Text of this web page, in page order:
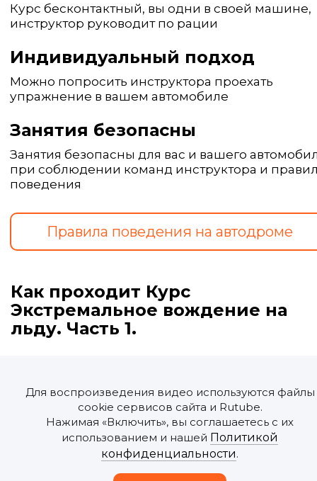
Курс бесконтактный, вы одни в своей машине,
инструктор руководит по рации
Индивидуальный подход
Можно попросить инструктора проехать
упражнение в вашем автомобиле
Занятия безопасны
Занятия безопасны для вас и вашего
при соблюдении команд инструктора и
поведения
Как проходит Курс
Экстремальное вождение на
льду. Часть 1.
Для воспроизведения видео используются файлы
cookie сервисов сайта и Rutube.
Нажимая «Включить», вы соглашаетесь с их
использованием и нашей Политикой
конфиденциальности.